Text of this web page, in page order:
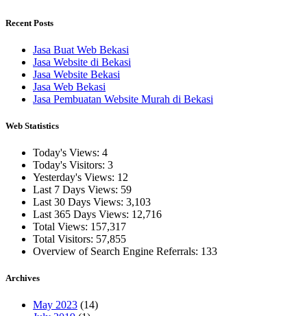
Recent Posts
Jasa Buat Web Bekasi
Jasa Website di Bekasi
Jasa Website Bekasi
Jasa Web Bekasi
Jasa Pembuatan Website Murah di Bekasi
Web Statistics
Today's Views: 4
Today's Visitors: 3
Yesterday's Views: 12
Last 7 Days Views: 59
Last 30 Days Views: 3,103
Last 365 Days Views: 12,716
Total Views: 157,317
Total Visitors: 57,855
Overview of Search Engine Referrals: 133
Archives
May 2023 (14)